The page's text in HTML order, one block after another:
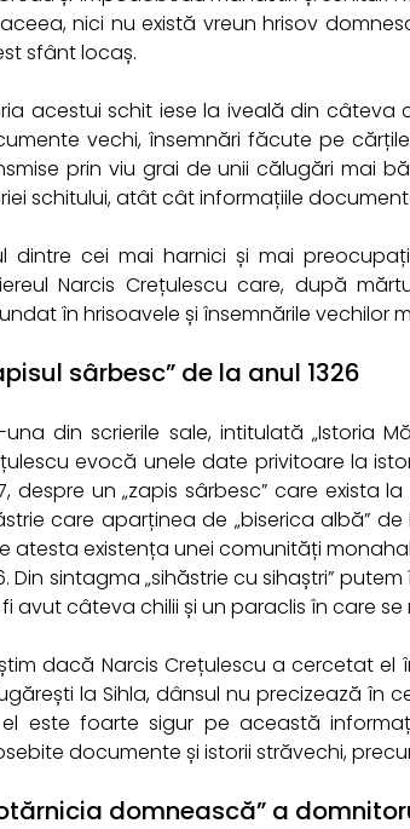
nici nu există vreun hrisov
sfânt locaș.
acestui schit iese la iveală din câteva
vechi, însemnări făcute pe
prin viu grai de unii călugări mai
schitului, atât cât informațiile
dintre cei mai harnici și mai
Narcis Crețulescu care, după
în hrisoavele și însemnările vechilor
sârbesc” de la anul 1326
una din scrierile sale, intitulată „Istoria
evocă unele date privitoare la
despre un „zapis sârbesc” care exista
care aparținea de „biserica albă”
atesta existența unei comunități
Din sintagma „sihăstrie cu sihaștri”
avut câteva chilii și un paraclis în care
dacă Narcis Crețulescu a cercetat el
la Sihla, dânsul nu precizează în
este foarte sigur pe această
documente și istorii străvechi,
domnească” a